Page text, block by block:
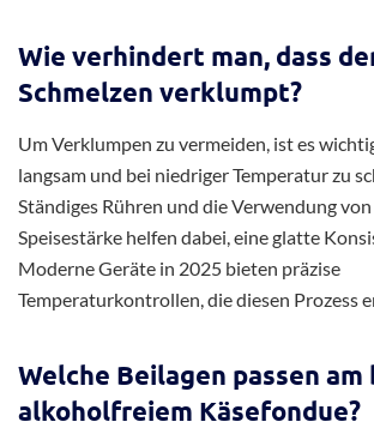
Wie verhindert man, dass
Schmelzen verklumpt?
Um Verklumpen zu vermeiden, ist es
langsam und bei niedriger Temperatur zu
Ständiges Rühren und die Verwendung
Speisestärke helfen dabei, eine glatte
Moderne Geräte in 2025 bieten präzise
Temperaturkontrollen, die diesen Prozess
Welche Beilagen passen am
alkoholfreiem Käsefondue?